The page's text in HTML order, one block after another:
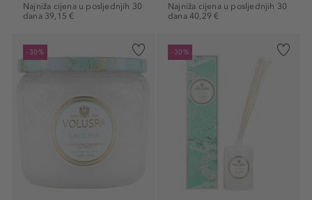
Najniža cijena u posljednjih 30
dana 39,15 €
Najniža cijena u posljednjih 30
dana 40,29 €
-30% -30%